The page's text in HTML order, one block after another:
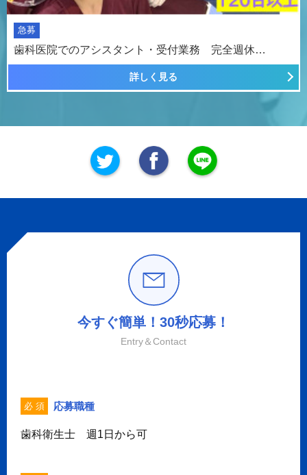
急募
歯科医院でのアシスタント・受付業務 完全週休…
詳しく見る
今すぐ簡単！30秒応募！
Entry＆Contact
必 須 応募職種
歯科衛生士 週1日から可